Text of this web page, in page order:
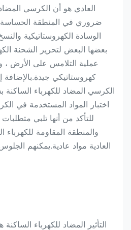
العادي هو أن الكرسي
ضروري في المنطقة الحساسة
الوسادة الكهروستاتيكية
بعضها البعض لتحرير الشحنة
عملية التلامس على الأرض ،
كهروستاتيكي
الكرسي المضاد للكهرباء
اختبار المواد المستخدمة في
للتأكد من أنها تلبي متطلبات
والمنطقة المقاومة
العادية مواد عادية.يمكنهم
التأثير المضاد للكهرباء